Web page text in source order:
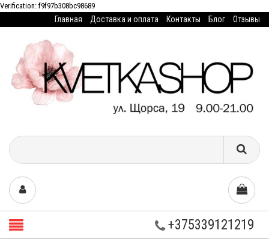
Verification: f9f97b308bc98689
Главная Доставка и оплата Контакты Блог Отзывы
+375339121219